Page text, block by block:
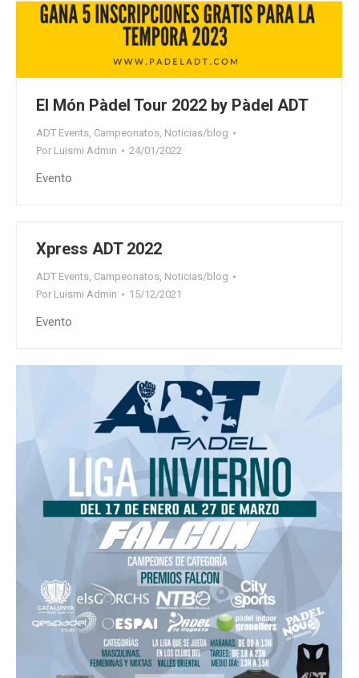
El Món Pàdel Tour 2022 by Pàdel ADT
ADT Events Campeonatos Noticias/blog
Por Luismi Admin 24/01/2022
Evento
Xpress ADT 2022
ADT Events, Campeonatos, Noticias/blog
Por Luismi Admin 15/12/2021
Evento